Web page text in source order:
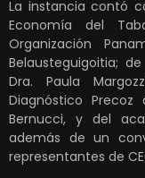
La instancia contó
Economía del
Organización
Belausteguigoitia;
Dra. Paula
Diagnóstico Precoz
Bernucci, y del
además de un
representantes de